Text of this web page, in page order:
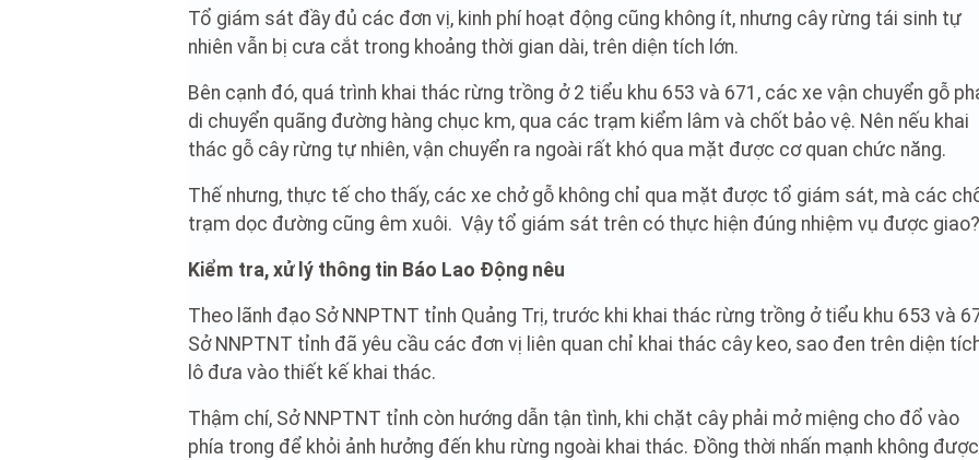
Tổ giám sát đầy đủ các đơn vị, kinh phí hoạt động cũng không ít, nhưng cây rừng tái sinh tự
nhiên vẫn bị cưa cắt trong khoảng thời gian dài, trên diện tích lớn.
Bên cạnh đó, quá trình khai thác rừng trồng ở 2 tiểu khu 653 và 671, các xe vận chuyển gỗ
di chuyển quãng đường hàng chục km, qua các trạm kiểm lâm và chốt bảo vệ. Nên nếu khai
thác gỗ cây rừng tự nhiên, vận chuyển ra ngoài rất khó qua mặt được cơ quan chức năng.
Thế nhưng, thực tế cho thấy, các xe chở gỗ không chỉ qua mặt được tổ giám sát, mà các
trạm dọc đường cũng êm xuôi. Vậy tổ giám sát trên có thực hiện đúng nhiệm vụ được giao?
Kiểm tra, xử lý thông tin Báo Lao Động nêu
Theo lãnh đạo Sở NNPTNT tỉnh Quảng Trị, trước khi khai thác rừng trồng ở tiểu khu 653 và
Sở NNPTNT tỉnh đã yêu cầu các đơn vị liên quan chỉ khai thác cây keo, sao đen trên diện
lô đưa vào thiết kế khai thác.
Thậm chí, Sở NNPTNT tỉnh còn hướng dẫn tận tình, khi chặt cây phải mở miệng cho đổ vào
phía trong để khỏi ảnh hưởng đến khu rừng ngoài khai thác. Đồng thời nhấn mạnh không được